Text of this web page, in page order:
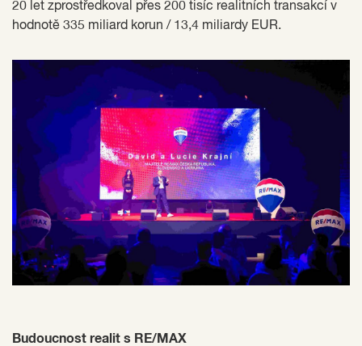
20 let zprostředkoval přes 200 tisíc realitních transakcí v
hodnotě 335 miliard korun / 13,4 miliardy EUR.
Budoucnost realit s RE/MAX